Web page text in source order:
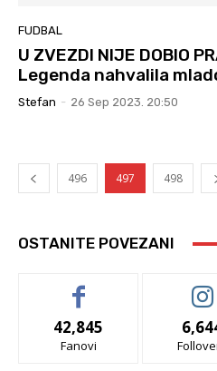
FUDBAL
U ZVEZDI NIJE DOBIO
Legenda nahvalila
Stefan - 26 Sep 2023. 20:50
496 497 498
OSTANITE POVEZANI
42,845
Fanovi